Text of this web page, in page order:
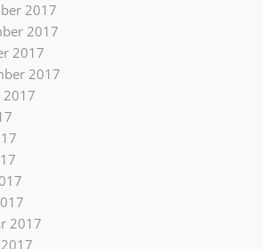
2017
2017
2017
2017
2017
2017